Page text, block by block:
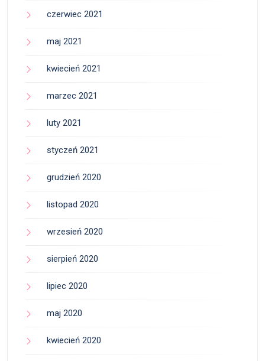
czerwiec 2021
maj 2021
kwiecień 2021
marzec 2021
luty 2021
styczeń 2021
grudzień 2020
listopad 2020
wrzesień 2020
sierpień 2020
lipiec 2020
maj 2020
kwiecień 2020